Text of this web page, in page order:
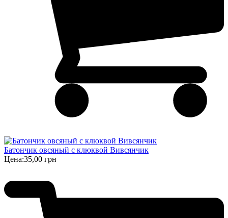
Батончик овсяный с клюквой Вивсянчик
Цена:35,00 грн